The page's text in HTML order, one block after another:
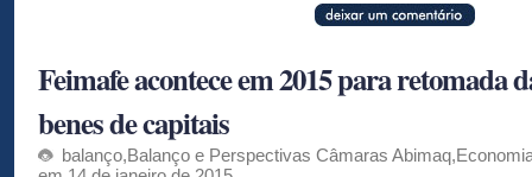
Feimafe acontece em 2015 para retomada
benes de capitais
balanço,Balanço e Perspectivas Câmaras Abimaq,